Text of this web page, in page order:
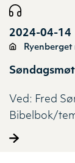
2024-04-14
Ved: Fred
Bibelbok/